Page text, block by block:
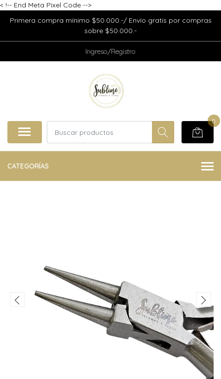
< !-- End Meta Pixel Code -->
Primera compra mínimo $50.000.-/ Envío gratis por compras
sobre $50.000.-
Ingreso/Registro
0
CATEGORÍAS